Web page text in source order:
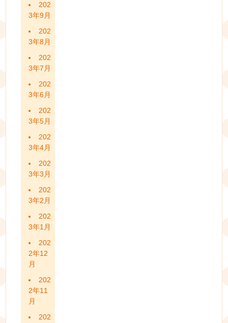
202
3年9月
202
3年8月
202
3年7月
202
3年6月
202
3年5月
202
3年4月
202
3年3月
202
3年2月
202
3年1月
202
2年12
月
202
2年11
月
202